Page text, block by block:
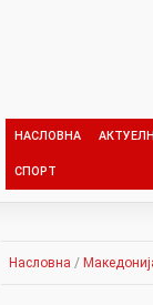
НАСЛОВНА
СПОРТ
Насловна /